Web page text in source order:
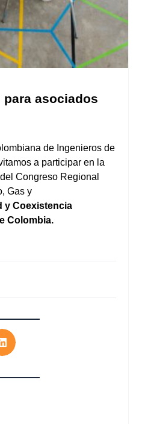
asociados
de Ingenieros de
a participar en la
Congreso Regional
Gas y
y Coexistencia
Colombia.